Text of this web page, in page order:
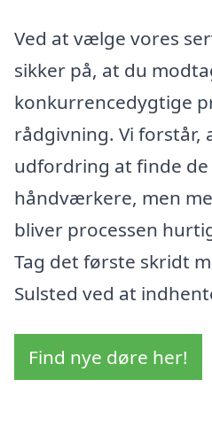
Ved at vælge vores
sikker på, at du
konkurrencedygtige
rådgivning. Vi forstår,
udfordring at finde
håndværkere, men
bliver processen
Tag det første skridt
Sulsted ved at
Find nye døre her!